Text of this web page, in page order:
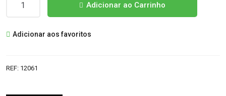
TRANSISTOR
Adicionar ao Carrinho
Adicionar aos favoritos
REF: 12061